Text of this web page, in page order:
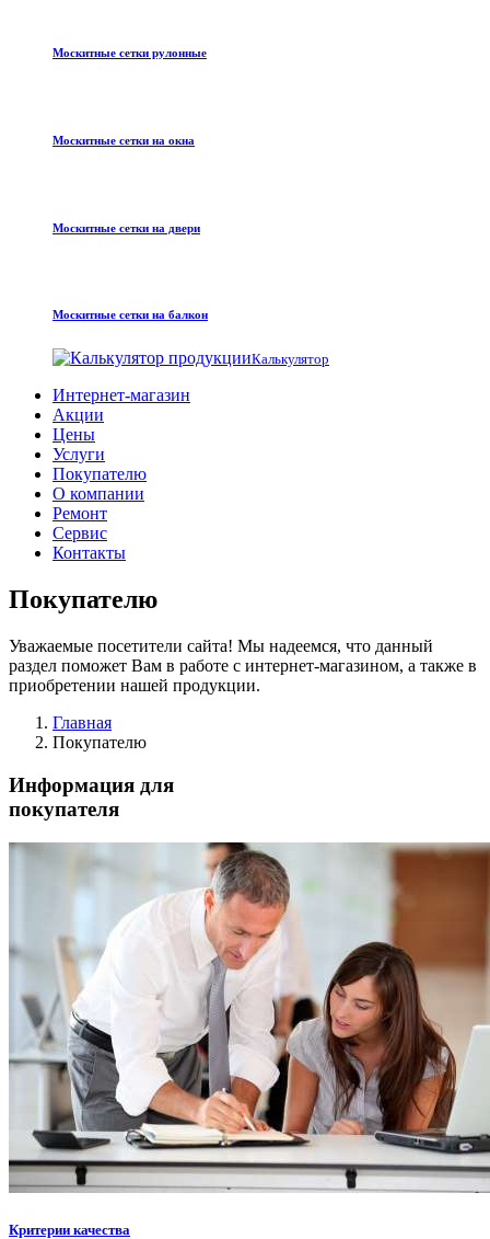
Москитные сетки рулонные
Москитные сетки на окна
Москитные сетки на двери
Москитные сетки на балкон
Калькулятор
Интернет-магазин
Акции
Цены
Услуги
Покупателю
О компании
Ремонт
Сервис
Контакты
Покупателю
Уважаемые посетители сайта! Мы надеемся, что данный
раздел поможет Вам в работе с интернет-магазином, а также в
приобретении нашей продукции.
Главная
Покупателю
Информация для
покупателя
Критерии качества